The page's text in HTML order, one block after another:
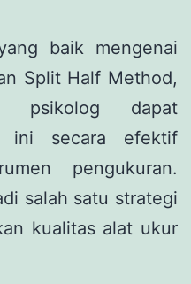
baik mengenai
Split Half Method,
psikolog dapat
ini secara efektif
pengukuran.
salah satu strategi
kualitas alat ukur